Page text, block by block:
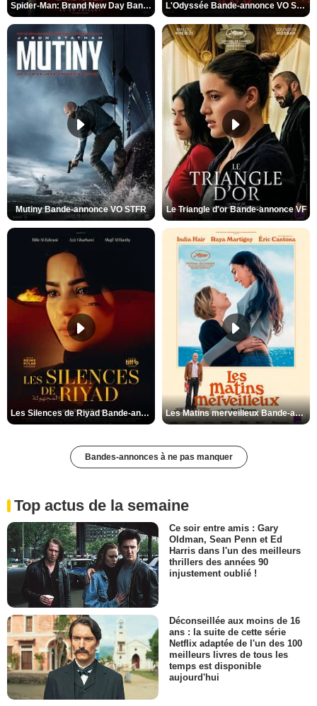
Spider-Man: Brand New Day Bande-annonce VO STFR L'Odyssée Bande-annonce VO STFR
Mutiny Bande-annonce VO STFR Le Triangle d'or Bande-annonce VF
Les Silences de Riyad Bande-annonce VO STFR Les Matins merveilleux Bande-annonce VF
Bandes-annonces à ne pas manquer
Top actus de la semaine
Ce soir entre amis : Gary
Oldman, Sean Penn et Ed
Harris dans l'un des meilleurs
thrillers des années 90
injustement oublié !
Déconseillée aux moins de 16
ans : la suite de cette série
Netflix adaptée de l'un des 100
meilleurs livres de tous les
temps est disponible
aujourd'hui